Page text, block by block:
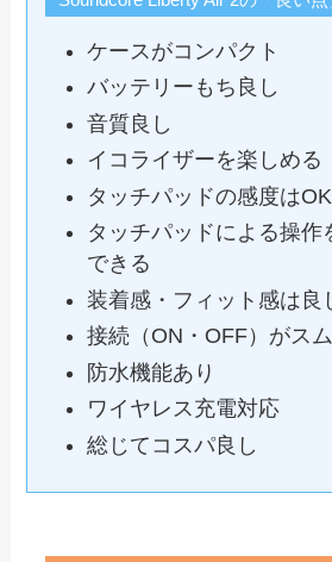
ケースがコンパクト
バッテリーもち良し
音質良し
イコライザーを楽しめる
タッチパッドの感度はOK
タッチパッドによる操作
できる
装着感・フィット感は良
接続（ON・OFF）がス
防水機能あり
ワイヤレス充電対応
総じてコスパ良し